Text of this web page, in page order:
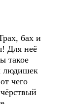
бах и
Для неё
такое
людишек
чего